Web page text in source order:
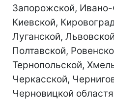
Запорожской,
Киевской,
Луганской,
Полтавской,
Тернопольской,
Черкасской,
Черновицкой